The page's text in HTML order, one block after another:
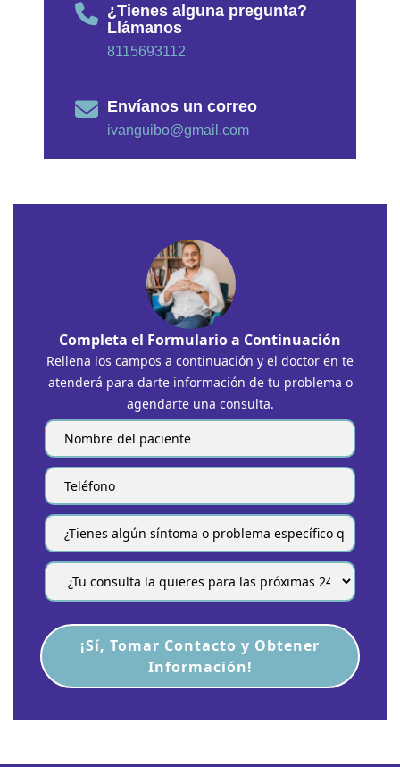
¿Tienes alguna pregunta?
Llámanos
8115693112
Envíanos un correo
ivanguibo@gmail.com
Completa el Formulario a Continuación
Rellena los campos a continuación y el doctor en te
atenderá para darte información de tu problema o
agendarte una consulta.
¡Sí, Tomar Contacto y Obtener
Información!